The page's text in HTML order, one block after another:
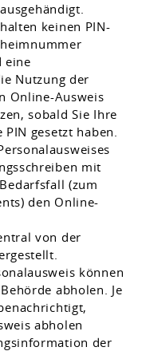
ausgehändigt.
keinen PIN-
eine
Nutzung der
Online-Ausweis
sobald Sie Ihre
gesetzt haben.
mit
(zum
den Online-
von der
können
abholen. Je
abholen
der